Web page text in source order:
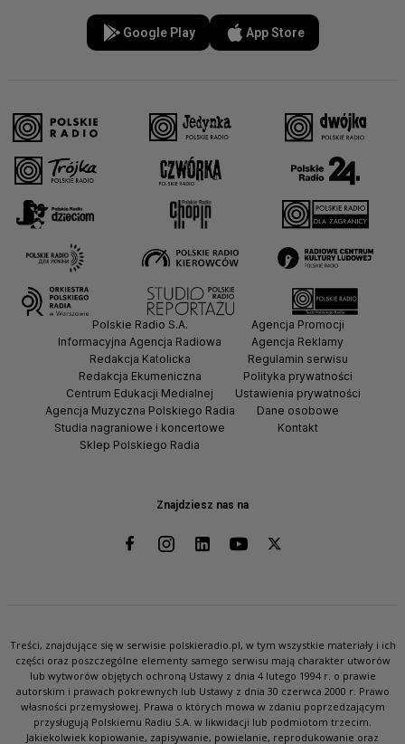
Google Play App Store
Znajdziesz nas na
Polskie Radio S.A.
Informacyjna Agencja Radiowa
Redakcja Katolicka
Redakcja Ekumeniczna
Centrum Edukacji Medialnej
Agencja Muzyczna Polskiego Radia
Studia nagraniowe i koncertowe
Sklep Polskiego Radia
Agencja Promocji
Agencja Reklamy
Regulamin serwisu
Polityka prywatności
Ustawienia prywatności
Dane osobowe
Kontakt
Treści, znajdujące się w serwisie polskieradio.pl, w tym wszystkie materiały i ich
części oraz poszczególne elementy samego serwisu mają charakter utworów
lub wytworów objętych ochroną Ustawy z dnia 4 lutego 1994 r. o prawie
autorskim i prawach pokrewnych lub Ustawy z dnia 30 czerwca 2000 r. Prawo
własności przemysłowej. Prawa o których mowa w zdaniu poprzedzającym
przysługują Polskiemu Radiu S.A. w likwidacji lub podmiotom trzecim.
Jakiekolwiek kopiowanie, zapisywanie, powielanie, reprodukowanie oraz